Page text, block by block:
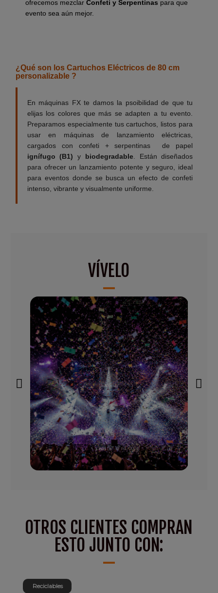
ofrecemos mezclar Confeti y Serpentinas para que
evento sea aún mejor.
¿Qué son los Cartuchos Eléctricos de 80 cm
personalizable ?
En máquinas FX te damos la psoibilidad de que tu
elijas los colores que más se adapten a tu evento.
Preparamos especialmente tus cartuchos, listos para
usar en máquinas de lanzamiento eléctricas,
cargados con confeti + serpentinas de papel
ignífugo (B1) y biodegradable. Están diseñados
para ofrecer un lanzamiento potente y seguro, ideal
para eventos donde se busca un efecto de confeti
intenso, vibrante y visualmente uniforme.
VÍVELO
OTROS CLIENTES COMPRAN
ESTO JUNTO CON:
Reciclables